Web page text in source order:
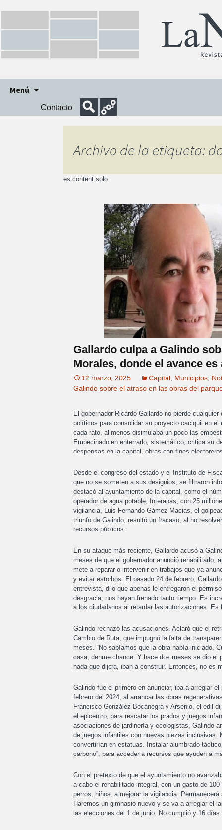
Menú
contenido
Contacto
Archivo de la etiqueta:
es content solo
Gallardo culpa a Galindo
Morales, donde el avance es
12 marzo, 2025 Capital Municipios
Galindo sobre el atraso en las obras del
El gobernador Ricardo Gallardo no pierde
políticos para consolidar su proyecto caciquil en el
cada rato, al menos disimulaba un poco las
Empecinado en enterrarlo, sistemático, critica su
despensas en la capital, obras con fines
Desde el congreso del estado y el Instituto de
que no se someten a sus designios, se filtraron
destacó al ayuntamiento de la capital, como el
operador de agua potable, Interapas, con 25
vigilancia, Luis Fernando Gámez Macias, el
triunfo de Galindo, resultó un fracaso, al no
recursos públicos.
En su ataque más reciente, Gallardo acusó a
meses de que el gobernador anunció rehabilitarlo,
mete a reparar o intervenir en trabajos que ya
y evitar estorbos. El pasado 24 de febrero,
entrevista, dijo que apenas le entregaron el
desgracia, nos hayan frenado tanto tiempo. Es
a los ciudadanos al retardar las autorizaciones. Es
Galindo rechazó las acusaciones. Aclaró que el
Cambio de Ruta, que impugnó la falta de
meses. “No sabíamos que la obra había iniciado.
casa, denme chance. Y hace dos meses se dio el
nada que dijera, iban a construir. Entonces, no es
Galindo fue el primero en anunciar, iba a arreglar
febrero del 2024, al arrancar las obras
Francisco González Bocanegra y Arsenio, el edil
el epicentro, para rescatar los prados y juegos
asociaciones de jardinería y ecologistas, Galindo
de juegos infantiles con nuevas piezas inclusivas.
convertirían en estatuas. Instalar alumbrado
carbono”, para acceder a recursos que ayuden a
Con el pretexto de que el ayuntamiento no
a cabo el rehabilitado integral, con un gasto de
perros, niños, a mejorar la vigilancia.
Haremos un gimnasio nuevo y se va a arreglar el
las elecciones del 1 de junio. No cumplió y 16